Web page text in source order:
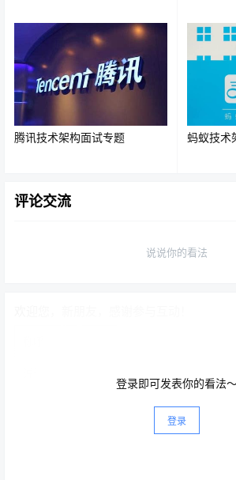
2.Netflix Eureka
服务中心，用于服务注册与发现，一个
务，用于定位服务。
熔断器，容错管理工具，旨在通过熔断
腾讯技术架构面试专题 蚂蚁技术
评论交流
说说你的看法
登录即可发表你的看法
登录